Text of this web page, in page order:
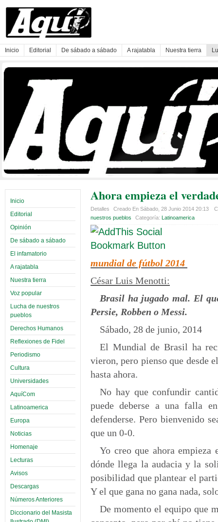
Inicio Editorial De sábado a sábado A rajatabla Nuestra tierra
Inicio
Editorial
Opinión
De sábado a sábado
El infamatorio
A rajatabla
Nuestra tierra
Voz popular
Lucha de nuestros
pueblos
Derechos Humanos
Reflexiones de Fidel
Periodismo
Cultura
Universidades
AquíCom
Latinoamerica
Europa
Noticias
Homenaje
Lecturas
Avisos
Descargas
Números Anteriores
Diccionario del Masista
Ahora empieza el
Detalles Creado En Sábado, 28 Junio 2014 20:13
nuestros pueblos
Categoría: Latinoamerica
mundial de fútbol 2014
César Luis Menotti:
Brasil ha jugado mal. El
Persie, Robben o Messi.
Sábado, 28 de junio, 2014
El Mundial de Brasil ha
vieron, pero pienso que desde
hasta ahora.
No hay que confundir
puede deberse a una falla
defenderse. Pero bienvenido
que un 0-0.
Yo creo que ahora
dónde llega la audacia y la
posibilidad que plantear el
Y el que gana no gana nada,
De momento el equipo que